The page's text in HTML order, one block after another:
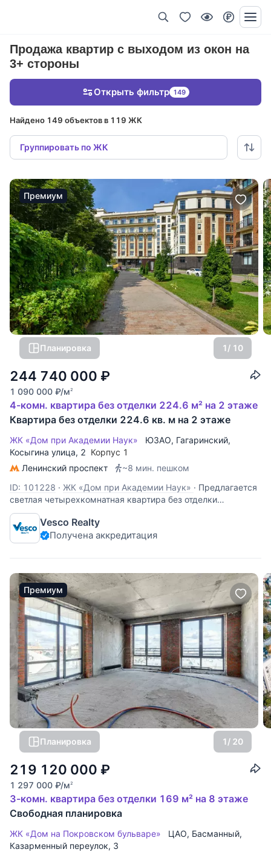
Продажа квартир с выходом из окон на
3+ стороны
Найдено 149 объектов в 119 ЖК
Группировать по ЖК
Открыть фильтр 149
Премиум
Планировка 1/ 10
244 740 000 ₽
1 090 000 ₽/м2
4-комн. квартира без отделки 224.6 м² на 2 этаже
Квартира без отделки 224.6 кв. м на 2 этаже
ЖК «Дом при Академии Наук» ЮЗАО, Гагаринский,
Косыгина улица, 2 Корпус 1
Ленинский проспект
~8 мин. пешком
ID: 101228 · ЖК «Дом при Академии Наук» · Предлагается
светлая четырехкомнатная квартира без отделки
свободной планировки общей площадью 224,6 кв.м,
расположенная на 2 этаже в корпусе “А” Дома при
Академии Наук. Высота потолков - 3,3 метра. Количество
Vesco Realty
Получена аккредитация
Премиум
Планировка 1/ 20
219 120 000 ₽
1 297 000 ₽/м2
3-комн. квартира без отделки 169 м² на 8 этаже
Свободная планировка
ЖК «Дом на Покровском бульваре» ЦАО, Басманный,
Казарменный переулок, 3